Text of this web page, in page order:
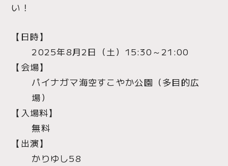
い！
【日時】
2025年8月2日（土）15:30～21:00
【会場】
パイナガマ海空すこやか公園（多目的広
場）
【入場料】
無料
【出演】
かりゆし58